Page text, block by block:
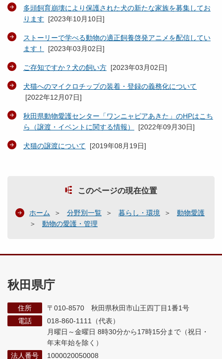
多頭飼育崩壊により保護された犬の新たな家族を募集してお
ります [2023年10月10日]
ストーリーで学べる動物の適正飼養啓発アニメを配信してい
ます！
[2023年03月02日]
ご存知ですか？犬の飼い方 [2023年03月02日]
犬猫へのマイクロチップの装着・登録の義務化について
[2022年12月07日]
秋田県動物愛護センター「ワンニャピアあきた」のHPはこち
ら（譲渡・イベントに関する情報）
[2022年09月30日]
犬猫の譲渡について [2019年08月19日]
このページの現在位置
ホーム 分野別一覧 暮らし・環境
動物愛護
動物の愛護・管理
秋田県庁
住所
〒010-8570 秋田県秋田市山王四丁目1番1号
電話
018-860-1111（代表）
月曜日～金曜日 8時30分から17時15分まで （祝日・
年末年始を除く）
法人番号
1000020050008